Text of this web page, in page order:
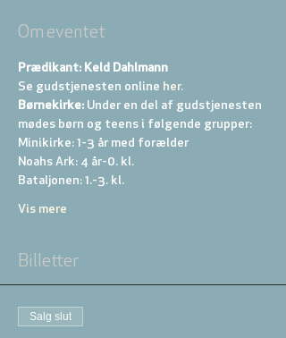
Om eventet
Prædikant: Keld Dahlmann
Se gudstjenesten online her.
Børnekirke: Under en del af gudstjenesten
mødes børn og teens i følgende grupper:
Minikirke: 1-3 år med forælder
Noahs Ark: 4 år-0. kl.
Bataljonen: 1.-3. kl.
Vis mere
Billetter
Salg slut